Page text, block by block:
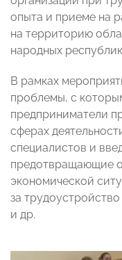
опыта и приеме на
на территорию
народных
В рамках
проблемы, с
предприниматели
сферах
специалистов и
предотвращающие
экономической
за
и др.